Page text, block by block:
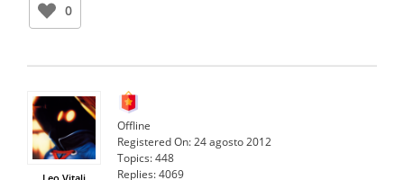
0
Offline
Registered On:24 agosto 2012
Topics:448
Replies:4069